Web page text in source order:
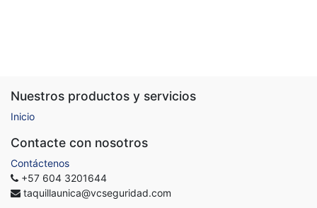
Nuestros productos y servicios
Inicio
Contacte con nosotros
Contáctenos
+57 604 3201644
taquillaunica@vcseguridad.com